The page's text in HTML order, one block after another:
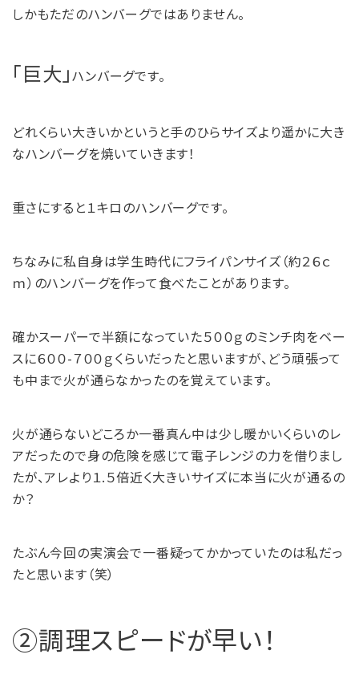
しかもただのハンバーグではありません。
「巨大」ハンバーグです。
どれくらい大きいかというと手のひらサイズより遥かに大き
なハンバーグを焼いていきます！
重さにすると１キロのハンバーグです。
ちなみに私自身は学生時代にフライパンサイズ（約２６ｃ
ｍ）のハンバーグを作って食べたことがあります。
確かスーパーで半額になっていた５００ｇのミンチ肉をベー
スに６００-７００ｇくらいだったと思いますが、どう頑張って
も中まで火が通らなかったのを覚えています。
火が通らないどころか一番真ん中は少し暖かいくらいのレ
アだったので身の危険を感じて電子レンジの力を借りまし
たが、アレより１.５倍近く大きいサイズに本当に火が通るの
か？
たぶん今回の実演会で一番疑ってかかっていたのは私だっ
たと思います（笑）
②調理スピードが早い！